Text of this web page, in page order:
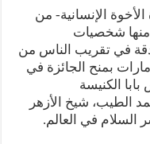
الإنسانية- من
منها شخصيات
في تقريب الناس من
بمنح الجائزة في
الكنيسة
الطيب، شيخ الأزهر
السلام في العالم.